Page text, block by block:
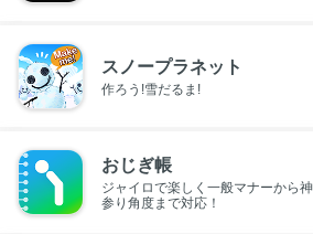
スノープラネット
作ろう!雪だるま!
おじぎ帳
ジャイロで楽しく一般マナーから
参り角度まで対応！